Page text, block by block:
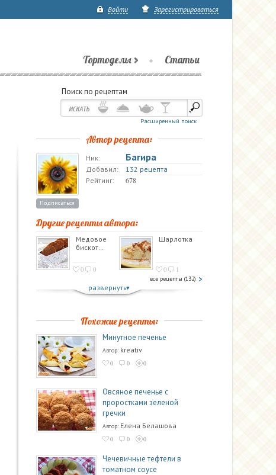
Войти Зарегистрироваться
Тортоделы Статьи
Поиск по рецептам
Расширенный поиск
Автор рецепта:
Подписаться
Ник: Багира
Добавил:
132 рецепта
Рейтинг:
678
Другие рецепты автора:
Медовое
бискот…
0 0
Шарлотка
0 1
все рецепты (132)
развернуть
Похожие рецепты:
Минутное печенье
Автор: kreativ
0 0 0
Овсяное печенье с
проростками зеленой
гречки
Автор: Елена Белашова
0 0 0
Чечевичные тефтели в
томатном соусе